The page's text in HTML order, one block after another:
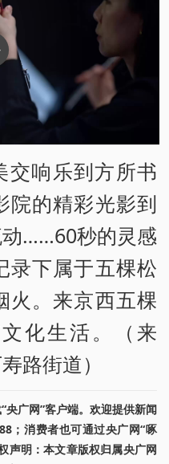
交响乐到方所书
院的精彩光影到
……60秒的灵感
录下属于五棵松
火。来京西五棵
化生活。（来
路街道）
央广网”客户端。欢迎提供新闻
；消费者也可通过央广网“啄
声明：本文章版权归属央广网